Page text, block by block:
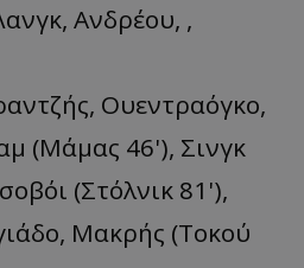
Ανδρέου, ,
Ουεντραόγκο,
(Μάμας 46'), Σινγκ
(Στόλνικ 81'),
Μακρής (Τοκού